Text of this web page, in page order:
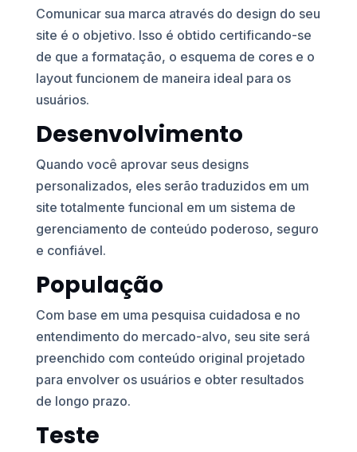
Comunicar sua marca através do design do seu
site é o objetivo. Isso é obtido certificando-se
de que a formatação, o esquema de cores e o
layout funcionem de maneira ideal para os
usuários.
Desenvolvimento
Quando você aprovar seus designs
personalizados, eles serão traduzidos em um
site totalmente funcional em um sistema de
gerenciamento de conteúdo poderoso, seguro
e confiável.
População
Com base em uma pesquisa cuidadosa e no
entendimento do mercado-alvo, seu site será
preenchido com conteúdo original projetado
para envolver os usuários e obter resultados
de longo prazo.
Teste